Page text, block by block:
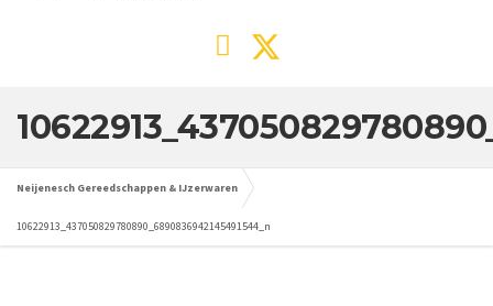
Neijenesch Gereedschappen & IJzerwaren
10622913_437050829780890_6890836942145491544_n